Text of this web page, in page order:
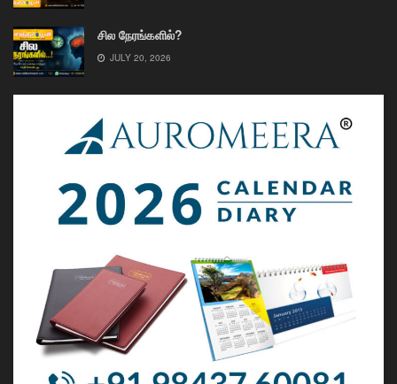
சில நேரங்களில்?
JULY 20, 2026